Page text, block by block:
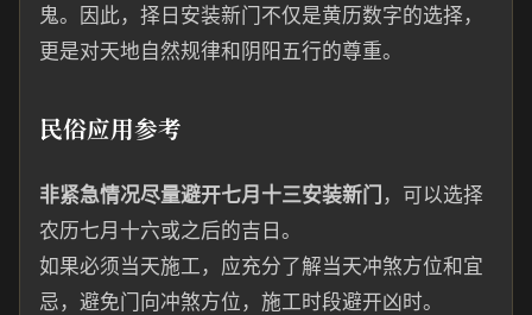
鬼。因此，择日安装新门不仅是黄历数字的选择，
更是对天地自然规律和阴阳五行的尊重。
民俗应用参考
非紧急情况尽量避开七月十三安装新门 ，可以选择
农历七月十六或之后的吉日。
如果必须当天施工，应充分了解当天冲煞方位和宜
忌，避免门向冲煞方位，施工时段避开凶时。